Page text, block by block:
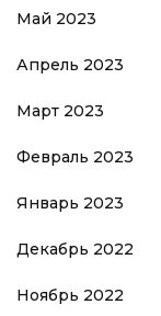
Май 2023
Апрель 2023
Март 2023
Февраль 2023
Январь 2023
Декабрь 2022
Ноябрь 2022